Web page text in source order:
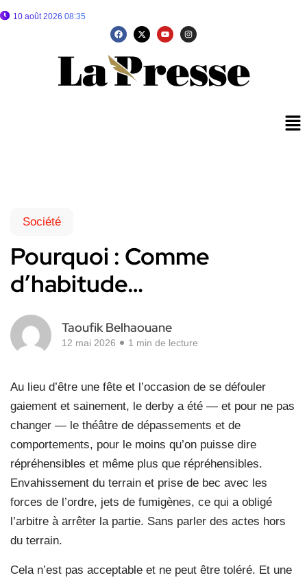
10 août 2026 08:35
Société
Pourquoi : Comme
d’habitude…
Taoufik Belhaouane
12 mai 2026 1 min de lecture
Au lieu d’être une fête et l’occasion de se défouler
gaiement et sainement, le derby a été — et pour ne pas
changer — le théâtre de dépassements et de
comportements, pour le moins qu’on puisse dire
répréhensibles et même plus que répréhensibles.
Envahissement du terrain et prise de bec avec les
forces de l’ordre, jets de fumigènes, ce qui a obligé
l’arbitre à arrêter la partie. Sans parler des actes hors
du terrain.
Cela n’est pas acceptable et ne peut être toléré. Et une